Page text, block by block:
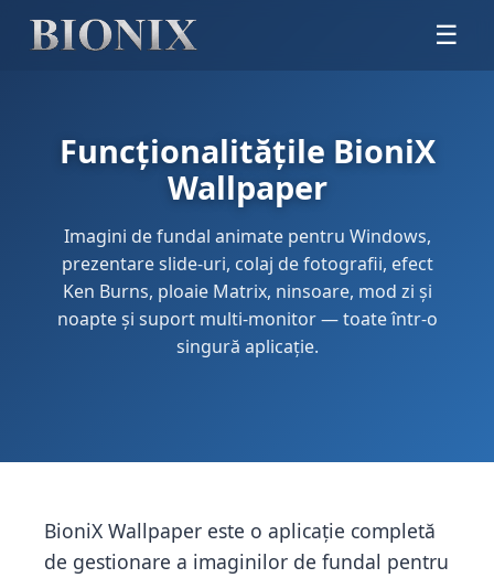
☰
Funcționalitățile BioniX
Wallpaper
Imagini de fundal animate pentru Windows,
prezentare slide-uri, colaj de fotografii, efect
Ken Burns, ploaie Matrix, ninsoare, mod zi și
noapte și suport multi-monitor — toate într-o
singură aplicație.
BioniX Wallpaper este o aplicație completă
de gestionare a imaginilor de fundal pentru